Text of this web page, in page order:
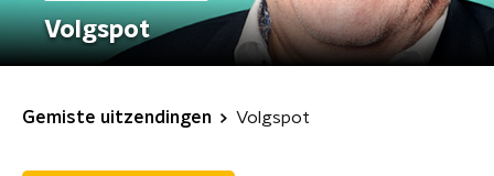
Volgspot
Gemiste uitzendingen Volgspot